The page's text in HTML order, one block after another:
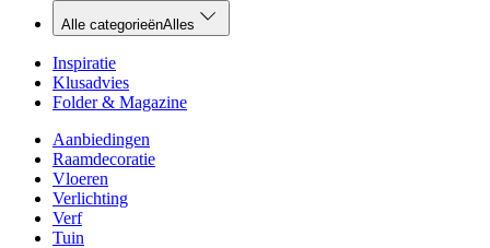
Alle categorieënAlles
Inspiratie
Klusadvies
Folder & Magazine
Aanbiedingen
Raamdecoratie
Vloeren
Verlichting
Verf
Tuin